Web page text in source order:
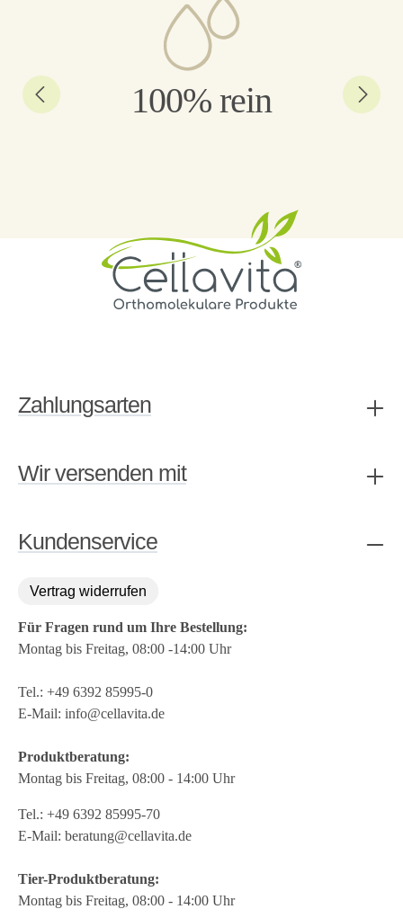
100% rein
Zahlungsarten
Wir versenden mit
Kundenservice
Vertrag widerrufen
Für Fragen rund um Ihre Bestellung:
Montag bis Freitag, 08:00 -14:00 Uhr
Tel.: +49 6392 85995-0
E-Mail: info@cellavita.de
Produktberatung:
Montag bis Freitag, 08:00 - 14:00 Uhr
Tel.: +49 6392 85995-70
E-Mail: beratung@cellavita.de
Tier-Produktberatung:
Montag bis Freitag, 08:00 - 14:00 Uhr